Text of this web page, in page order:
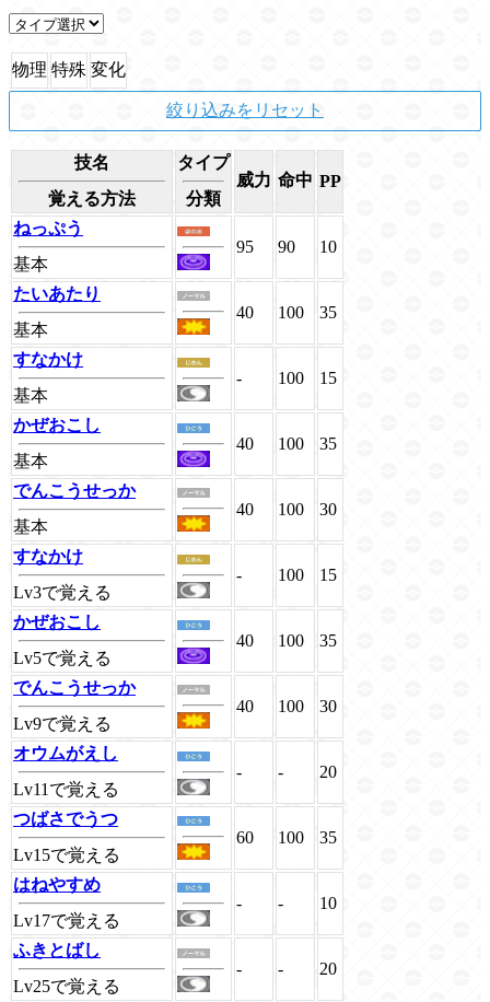
物理 特殊 変化
絞り込みをリセット
技名
覚える方法
タイプ
分類
威力 命中 PP
ねっぷう
基本
95 90 10
たいあたり
基本
40 100 35
すなかけ
基本
- 100 15
かぜおこし
基本
40 100 35
でんこうせっか
基本
40 100 30
すなかけ
Lv3で覚える
- 100 15
かぜおこし
Lv5で覚える
40 100 35
でんこうせっか
Lv9で覚える
40 100 30
オウムがえし
Lv11で覚える
- - 20
つばさでうつ
Lv15で覚える
60 100 35
はねやすめ
Lv17で覚える
- - 10
ふきとばし
Lv25で覚える
- - 20